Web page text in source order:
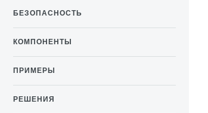
БЕЗОПАСНОСТЬ
КОМПОНЕНТЫ
ПРИМЕРЫ
РЕШЕНИЯ